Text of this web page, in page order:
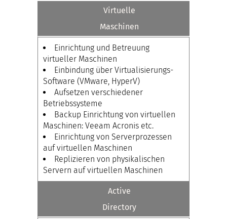
Virtuelle
Maschinen
Einrichtung und Betreuung
virtueller Maschinen
Einbindung über Virtualisierungs-
Software (VMware, HyperV)
Aufsetzen verschiedener
Betriebssysteme
Backup Einrichtung von virtuellen
Maschinen: Veeam Acronis etc.
Einrichtung von Serverprozessen
auf virtuellen Maschinen
Replizieren von physikalischen
Servern auf virtuellen Maschinen
Active
Directory